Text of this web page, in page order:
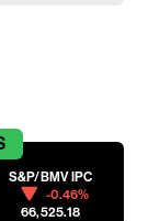
S&P/BMV IPC
-0.46%
66,525.18